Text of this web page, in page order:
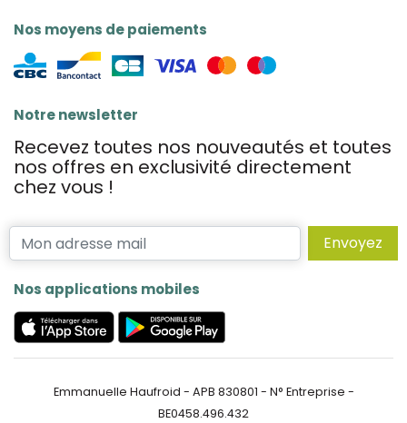
Nos moyens de paiements
Notre newsletter
Recevez toutes nos nouveautés et toutes
nos offres en exclusivité directement
chez vous !
Envoyez
Nos applications mobiles
Emmanuelle Haufroid - APB 830801 - N° Entreprise -
BE0458.496.432